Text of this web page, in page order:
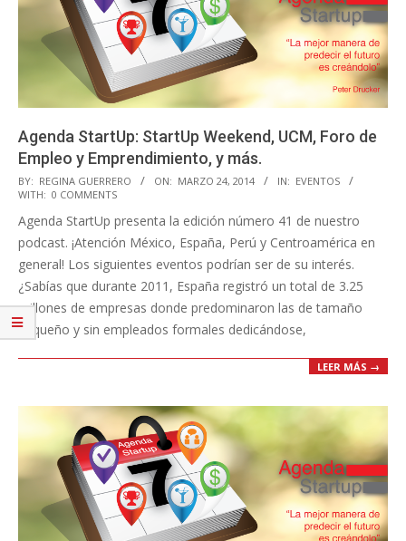
Agenda StartUp: StartUp Weekend, UCM, Foro de
Empleo y Emprendimiento, y más.
2014-
03-
24
BY: REGINA GUERRERO ON: MARZO 24, 2014 IN: EVENTOS
WITH: 0 COMMENTS
Agenda StartUp presenta la edición número 41 de nuestro
podcast. ¡Atención México, España, Perú y Centroamérica en
general! Los siguientes eventos podrían ser de su interés.
¿Sabías que durante 2011, España registró un total de 3.25
millones de empresas donde predominaron las de tamaño
pequeño y sin empleados formales dedicándose,
LEER MÁS →